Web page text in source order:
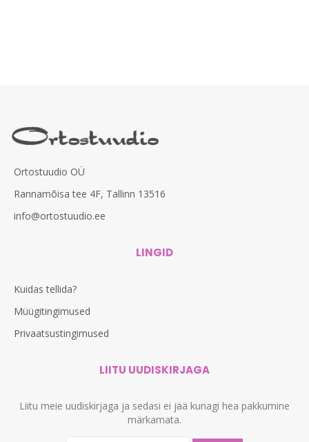
Ortostuudio OÜ
Rannamõisa tee 4F, Tallinn 13516
info@ortostuudio.ee
LINGID
Kuidas tellida?
Müügitingimused
Privaatsustingimused
LIITU UUDISKIRJAGA
Liitu meie uudiskirjaga ja sedasi ei jää kunagi hea pakkumine
märkamata.